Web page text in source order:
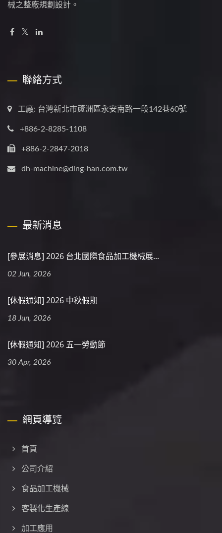
械之整廠規劃設計。
聯絡方式
工廠: 台灣新北市蘆洲區永安南路一段142巷60號
+886-2-8285-1108
+886-2-2847-2018
dh-machine@ding-han.com.tw
最新消息
[參展消息] 2026 台北國際食品加工機械展...
02 Jun, 2026
[休假通知] 2026 中秋假期
18 Jun, 2026
[休假通知] 2026 五一勞動節
30 Apr, 2026
網頁導覽
首頁
公司介紹
食品加工機械
客製化生產線
加工應用